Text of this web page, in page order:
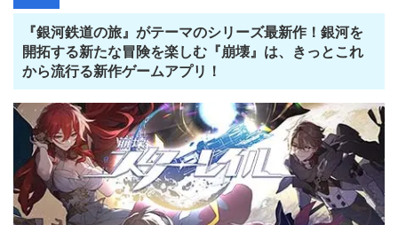
『銀河鉄道の旅』がテーマのシリーズ最新作！銀河を
開拓する新たな冒険を楽しむ『崩壊』は、きっとこれ
から流行る新作ゲームアプリ！